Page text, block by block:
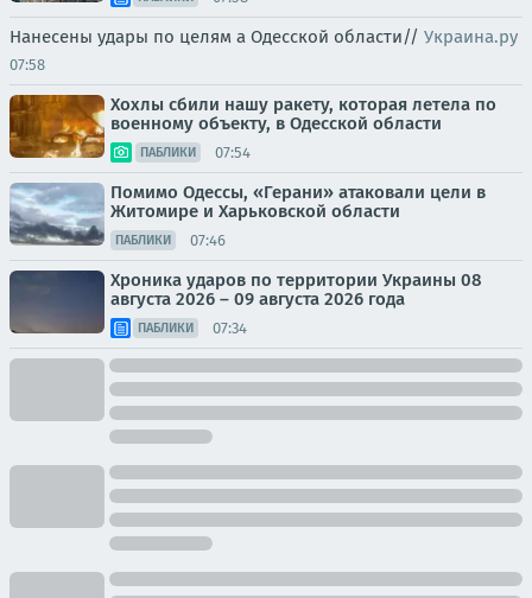
Нанесены удары по целям а Одесской области// Украина.ру
07:58
Хохлы сбили нашу ракету, которая летела по
военному объекту, в Одесской области
ПАБЛИКИ 07:54
Помимо Одессы, «Герани» атаковали цели в
Житомире и Харьковской области
ПАБЛИКИ 07:46
Хроника ударов по территории Украины 08
августа 2026 – 09 августа 2026 года
ПАБЛИКИ 07:34